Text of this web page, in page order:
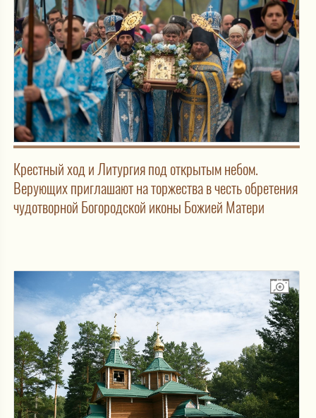
Крестный ход и Литургия под открытым небом.
Верующих приглашают на торжества в честь обретения
чудотворной Богородской иконы Божией Матери